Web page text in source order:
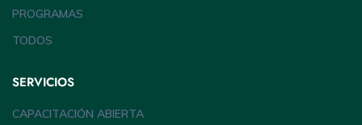
PROGRAMAS
TODOS
SERVICIOS
CAPACITACIÓN ABIERTA